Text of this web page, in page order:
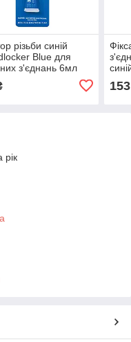
різьби синій
Blue для
з'єднань 6мл
153
рік